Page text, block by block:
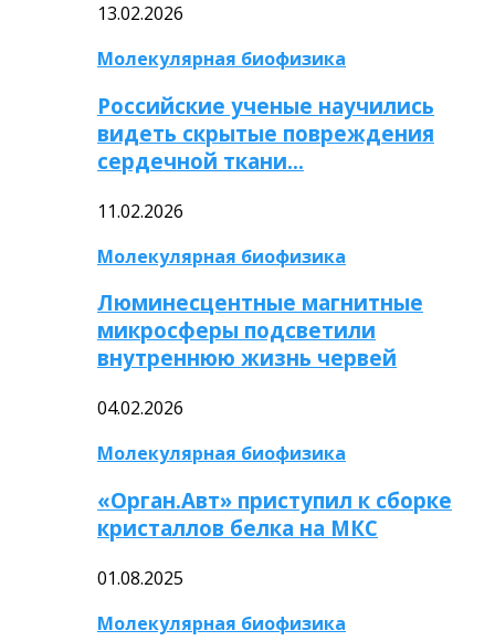
13.02.2026
Молекулярная биофизика
Российские ученые научились
видеть скрытые повреждения
сердечной ткани…
11.02.2026
Молекулярная биофизика
Люминесцентные магнитные
микросферы подсветили
внутреннюю жизнь червей
04.02.2026
Молекулярная биофизика
«Орган.Авт» приступил к сборке
кристаллов белка на МКС
01.08.2025
Молекулярная биофизика